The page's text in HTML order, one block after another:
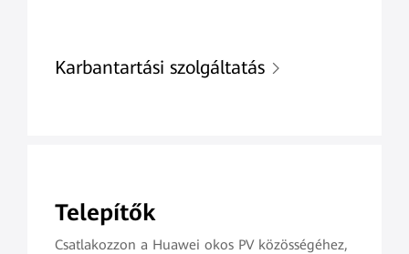
Karbantartási szolgáltatás
Telepítők
Csatlakozzon a Huawei okos PV közösségéhez,